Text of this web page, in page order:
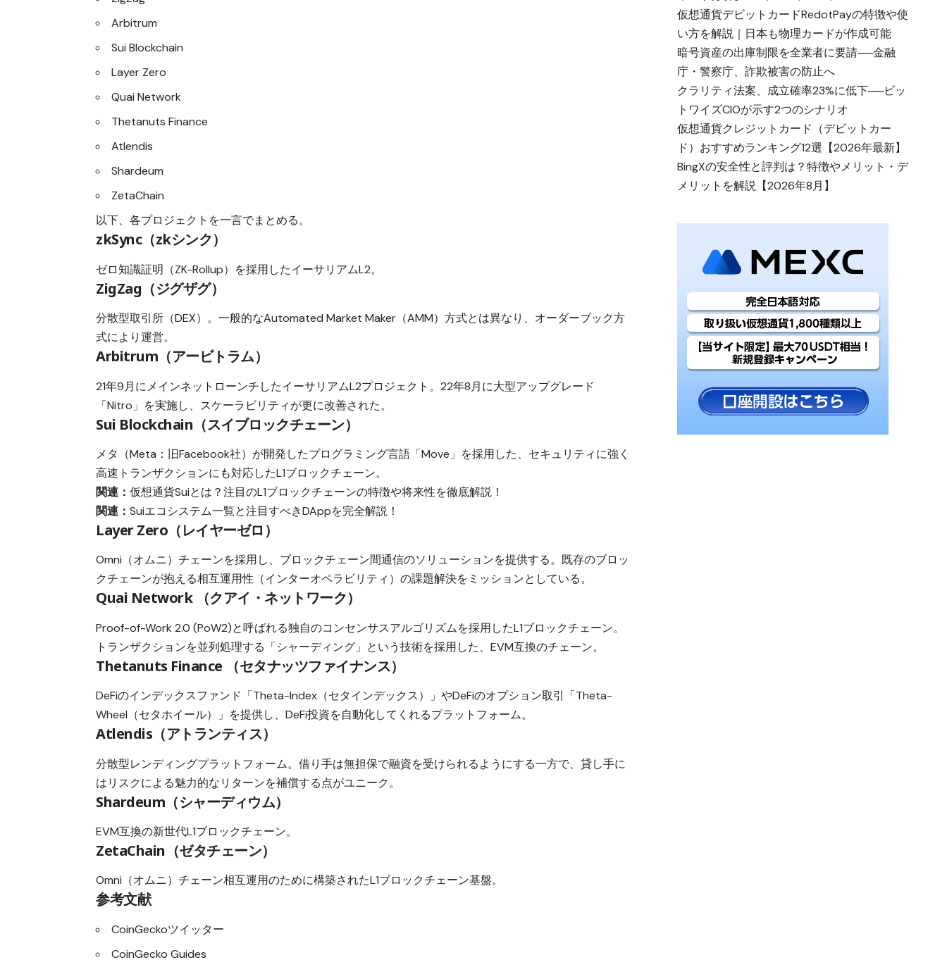
Arbitrum
Sui Blockchain
Layer Zero
Quai Network
Thetanuts Finance
Atlendis
Shardeum
ZetaChain
以下、各プロジェクトを一言でまとめる。
zkSync（zkシンク）
ゼロ知識証明（ZK-Rollup）を採用したイーサリアムL2。
ZigZag（ジグザグ）
分散型取引所（DEX）。一般的なAutomated Market Maker（AMM）方式とは異なり、オーダーブック方
式により運営。
Arbitrum（アービトラム）
21年9月にメインネットローンチしたイーサリアムL2プロジェクト。22年8月に大型アップグレード
「Nitro」を実施し、スケーラビリティが更に改善された。
Sui Blockchain（スイブロックチェーン）
メタ（Meta：旧Facebook社）が開発したプログラミング言語「Move」を採用した、セキュリティに強く
高速トランザクションにも対応したL1ブロックチェーン。
関連：仮想通貨Suiとは？注目のL1ブロックチェーンの特徴や将来性を徹底解説！
関連：Suiエコシステム一覧と注目すべきDAppを完全解説！
Layer Zero（レイヤーゼロ）
Omni（オムニ）チェーンを採用し、ブロックチェーン間通信のソリューションを提供する。既存のブロッ
クチェーンが抱える相互運用性（インターオペラビリティ）の課題解決をミッションとしている。
Quai Network （クアイ・ネットワーク）
Proof-of-Work 2.0 (PoW2)と呼ばれる独自のコンセンサスアルゴリズムを採用したL1ブロックチェーン。
トランザクションを並列処理する「シャーディング」という技術を採用した、EVM互換のチェーン。
Thetanuts Finance （セタナッツファイナンス）
DeFiのインデックスファンド「Theta-Index（セタインデックス）」やDeFiのオプション取引「Theta-
Wheel（セタホイール）」を提供し、DeFi投資を自動化してくれるプラットフォーム。
Atlendis（アトランティス）
分散型レンディングプラットフォーム。借り手は無担保で融資を受けられるようにする一方で、貸し手に
はリスクによる魅力的なリターンを補償する点がユニーク。
Shardeum（シャーディウム）
EVM互換の新世代L1ブロックチェーン。
ZetaChain（ゼタチェーン）
Omni（オムニ）チェーン相互運用のために構築されたL1ブロックチェーン基盤。
参考文献
CoinGeckoツイッター
CoinGecko Guides
仮想通貨デビットカードRedotPayの特徴や使
い方を解説｜日本も物理カードが作成可能
暗号資産の出庫制限を全業者に要請──金融
庁・警察庁、詐欺被害の防止へ
クラリティ法案、成立確率23%に低下──ビッ
トワイズCIOが示す2つのシナリオ
仮想通貨クレジットカード（デビットカー
ド）おすすめランキング12選【2026年最新】
BingXの安全性と評判は？特徴やメリット・デ
メリットを解説【2026年8月】